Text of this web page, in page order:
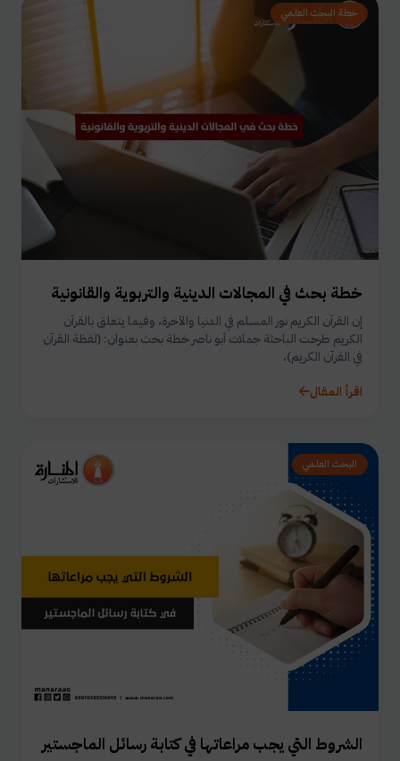
خطة البحث العلمي
خطة بحث في المجالات الدينية والتربوية والقانونية
إن القرآن الكريم نور المسلم في الدنيا والآخرة، وفيما يتعلق بالقرآن
الكريم طرحت الباحثة جملات أبو ناصر خطة بحث بعنوان: (لفظة القرآن
في القرآن الكريم)،
اقرأ المقال
البحث العلمي
الشروط التي يجب مراعاتها في كتابة رسائل الماجستير